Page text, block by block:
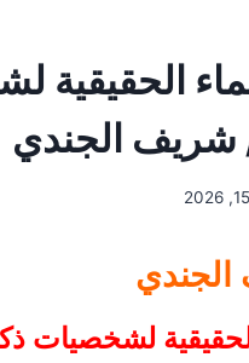
الحقيقية
/ شريف الجندي
لشخصيات